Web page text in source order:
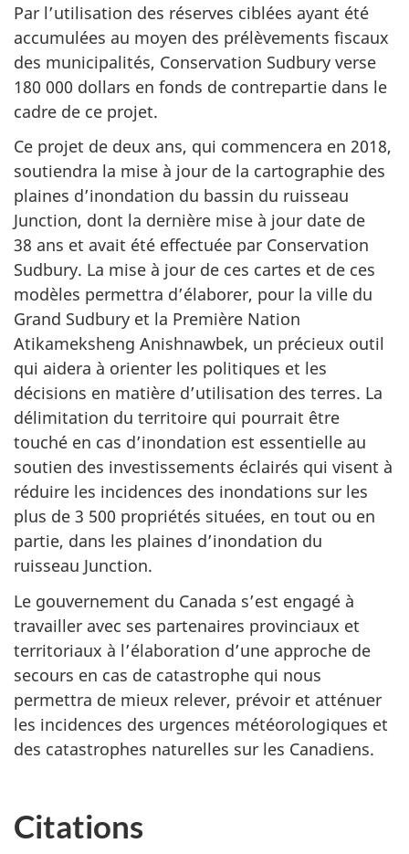
Par l’utilisation des réserves ciblées ayant été
accumulées au moyen des prélèvements fiscaux
des municipalités, Conservation Sudbury verse
180 000 dollars en fonds de contrepartie dans le
cadre de ce projet.
Ce projet de deux ans, qui commencera en 2018,
soutiendra la mise à jour de la cartographie des
plaines d’inondation du bassin du ruisseau
Junction, dont la dernière mise à jour date de
38 ans et avait été effectuée par Conservation
Sudbury. La mise à jour de ces cartes et de ces
modèles permettra d’élaborer, pour la ville du
Grand Sudbury et la Première Nation
Atikameksheng Anishnawbek, un précieux outil
qui aidera à orienter les politiques et les
décisions en matière d’utilisation des terres. La
délimitation du territoire qui pourrait être
touché en cas d’inondation est essentielle au
soutien des investissements éclairés qui visent à
réduire les incidences des inondations sur les
plus de 3 500 propriétés situées, en tout ou en
partie, dans les plaines d’inondation du
ruisseau Junction.
Le gouvernement du Canada s’est engagé à
travailler avec ses partenaires provinciaux et
territoriaux à l’élaboration d’une approche de
secours en cas de catastrophe qui nous
permettra de mieux relever, prévoir et atténuer
les incidences des urgences météorologiques et
des catastrophes naturelles sur les Canadiens.
Citations